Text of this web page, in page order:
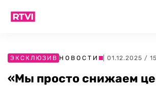
ЭКСКЛЮЗИВ НОВОСТИ | 01.12.2025 /
«Мы просто снижаем